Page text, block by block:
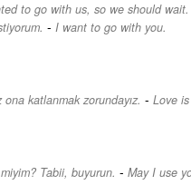
to go with us, so we should wait.
- I want to go with you.
ona katlanmak zorundayız. - Love
Tabii, buyurun. - May I use